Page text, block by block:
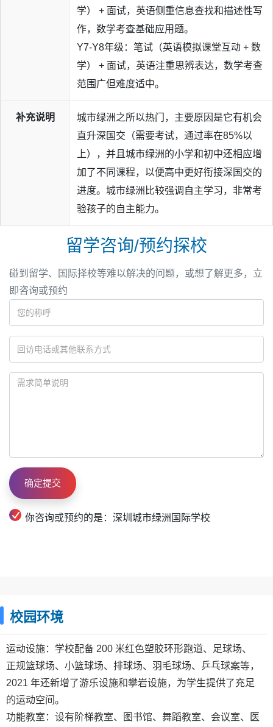
学） + 面试，英语侧重信息查找和描述性写
作，数学考查基础应用题。
Y7-Y8年级：笔试（英语模拟课堂互动 + 数
学） + 面试，英语注重思辨表达，数学考查
范围广但难度适中。
补充说明
城市绿洲之所以热门，主要原因是它有机会
直升深国交（需要考试，通过率在85%以
上），并且城市绿洲的小学和初中还相应增
加了不同课程，以便高中更好衔接深国交的
进度。城市绿洲比较强调自主学习，非常考
验孩子的自主能力。
留学咨询/预约探校
碰到留学、国际择校等难以解决的问题，或想了解更多，立
即咨询或预约
你咨询或预约的是：深圳城市绿洲国际学校
校园环境
运动设施：学校配备 200 米红色塑胶环形跑道、足球场、
正规篮球场、小篮球场、排球场、羽毛球场、乒乓球案等，
2021 年还新增了游乐设施和攀岩设施，为学生提供了充足
的运动空间。
功能教室：设有阶梯教室、图书馆、舞蹈教室、会议室、医